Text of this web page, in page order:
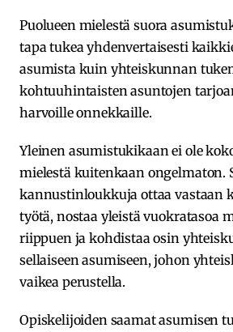
Puolueen mielestä suora
tapa tukea yhdenvertaisesti
asumista kuin yhteiskunnan
kohtuuhintaisten asuntojen
harvoille onnekkaille.
Yleinen asumistukikaan ei ole
mielestä kuitenkaan ongelmaton.
kannustinloukkuja ottaa vastaan
työtä, nostaa yleistä vuokratasoa
riippuen ja kohdistaa osin
sellaiseen asumiseen, johon
vaikea perustella.
Opiskelijoiden saamat asumisen